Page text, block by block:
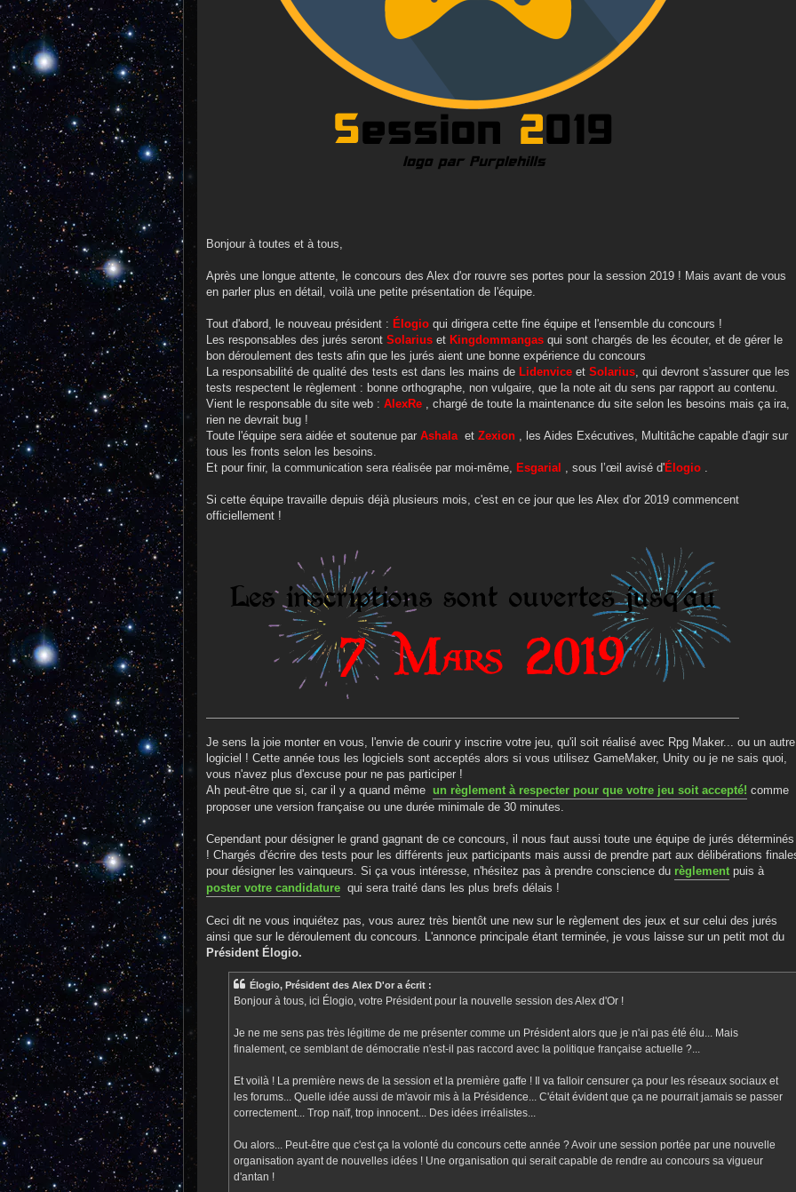
Bonjour à toutes et à tous,
Après une longue attente, le concours des Alex d'or rouvre ses portes pour la session 2019 ! Mais avant de vous
en parler plus en détail, voilà une petite présentation de l'équipe.
Tout d'abord, le nouveau président : Élogio qui dirigera cette fine équipe et l'ensemble du concours !
Les responsables des jurés seront Solarius et Kingdommangas qui sont chargés de les écouter, et de gérer le
bon déroulement des tests afin que les jurés aient une bonne expérience du concours
La responsabilité de qualité des tests est dans les mains de Lidenvice et Solarius, qui devront s'assurer que les
tests respectent le règlement : bonne orthographe, non vulgaire, que la note ait du sens par rapport au contenu.
Vient le responsable du site web : AlexRe , chargé de toute la maintenance du site selon les besoins mais ça ira,
rien ne devrait bug !
Toute l'équipe sera aidée et soutenue par Ashalaet Zexion , les Aides Exécutives, Multitâche capable d'agir sur
tous les fronts selon les besoins.
Et pour finir, la communication sera réalisée par moi-même, Esgarial , sous l’œil avisé d'Élogio .
Si cette équipe travaille depuis déjà plusieurs mois, c'est en ce jour que les Alex d'or 2019 commencent
officiellement !
Je sens la joie monter en vous, l'envie de courir y inscrire votre jeu, qu'il soit réalisé avec Rpg Maker... ou un autre
logiciel ! Cette année tous les logiciels sont acceptés alors si vous utilisez GameMaker, Unity ou je ne sais quoi,
vous n'avez plus d'excuse pour ne pas participer !
Ah peut-être que si, car il y a quand même un règlement à respecter pour que votre jeu soit accepté! comme
proposer une version française ou une durée minimale de 30 minutes.
Cependant pour désigner le grand gagnant de ce concours, il nous faut aussi toute une équipe de jurés déterminés
! Chargés d'écrire des tests pour les différents jeux participants mais aussi de prendre part aux délibérations
pour désigner les vainqueurs. Si ça vous intéresse, n'hésitez pas à prendre conscience du règlement puis à
poster votre candidature qui sera traité dans les plus brefs délais !
Ceci dit ne vous inquiétez pas, vous aurez très bientôt une new sur le règlement des jeux et sur celui des jurés
ainsi que sur le déroulement du concours. L'annonce principale étant terminée, je vous laisse sur un petit mot du
Président Élogio.
Élogio, Président des Alex D'or a écrit :
Bonjour à tous, ici Élogio, votre Président pour la nouvelle session des Alex d'Or !
Je ne me sens pas très légitime de me présenter comme un Président alors que je n'ai pas été élu... Mais
finalement, ce semblant de démocratie n'est-il pas raccord avec la politique française actuelle ?...
Et voilà ! La première news de la session et la première gaffe ! Il va falloir censurer ça pour les réseaux sociaux et
les forums... Quelle idée aussi de m'avoir mis à la Présidence... C'était évident que ça ne pourrait jamais se passer
correctement... Trop naïf, trop innocent... Des idées irréalistes...
Ou alors... Peut-être que c'est ça la volonté du concours cette année ? Avoir une session portée par une nouvelle
organisation ayant de nouvelles idées ! Une organisation qui serait capable de rendre au concours sa vigueur
d'antan !